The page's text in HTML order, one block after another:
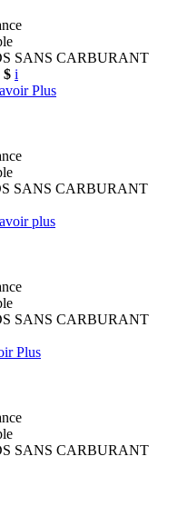
SANS CARBURANT
$ i
Plus
SANS CARBURANT
plus
SANS CARBURANT
Plus
SANS CARBURANT